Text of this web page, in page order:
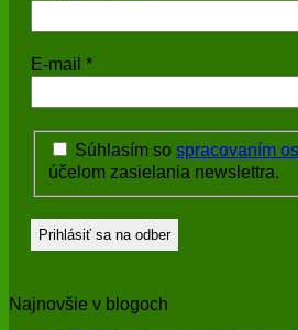
E-mail *
Súhlasím so spracovaním
účelom zasielania newslettra.
Najnovšie v blogoch